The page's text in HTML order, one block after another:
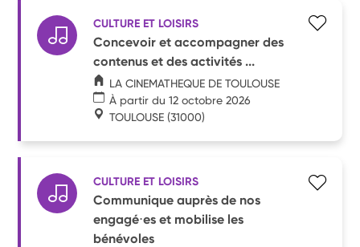
CULTURE ET LOISIRS
Concevoir et accompagner des
contenus et des activités ...
LA CINEMATHEQUE DE TOULOUSE
À partir du 12 octobre 2026
TOULOUSE (31000)
CULTURE ET LOISIRS
Communique auprès de nos
engagé⋅es et mobilise les
bénévoles